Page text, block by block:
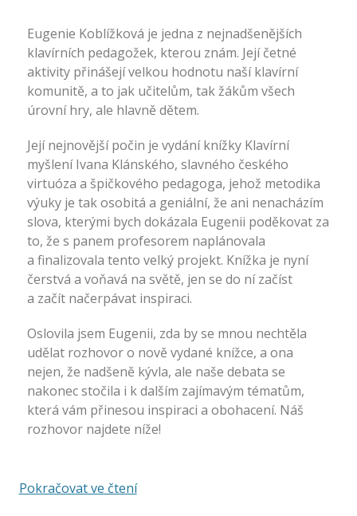
Eugenie Koblížková je jedna z nejnadšenějších
klavírních pedagožek, kterou znám. Její četné
aktivity přinášejí velkou hodnotu naší klavírní
komunitě, a to jak učitelům, tak žákům všech
úrovní hry, ale hlavně dětem.
Její nejnovější počin je vydání knížky Klavírní
myšlení Ivana Klánského, slavného českého
virtuóza a špičkového pedagoga, jehož metodika
výuky je tak osobitá a geniální, že ani nenacházím
slova, kterými bych dokázala Eugenii poděkovat za
to, že s panem profesorem naplánovala
a finalizovala tento velký projekt. Knížka je nyní
čerstvá a voňavá na světě, jen se do ní začíst
a začít načerpávat inspiraci.
Oslovila jsem Eugenii, zda by se mnou nechtěla
udělat rozhovor o nově vydané knížce, a ona
nejen, že nadšeně kývla, ale naše debata se
nakonec stočila i k dalším zajímavým tématům,
která vám přinesou inspiraci a obohacení. Náš
rozhovor najdete níže!
Pokračovat ve čtení